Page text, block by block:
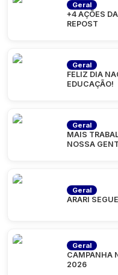
Geral
+4 AÇÕES
REPOST
Geral
FELIZ DIA
EDUCAÇÃO!
Geral
MAIS
NOSSA
Geral
ARARI
Geral
CAMPANHA
2026